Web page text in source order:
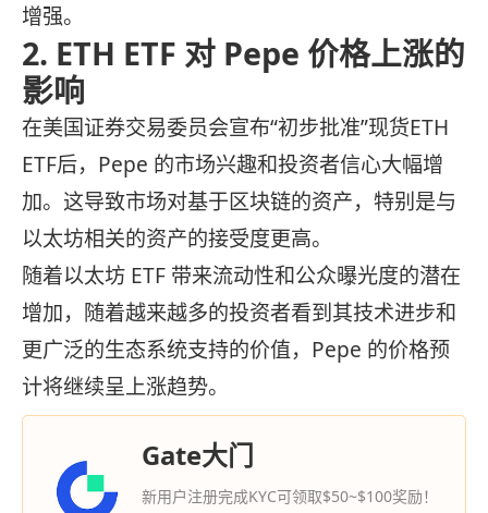
增强。
2. ETH ETF 对 Pepe 价格上涨的
影响
在美国证券交易委员会宣布“初步批准”现货ETH
ETF后，Pepe 的市场兴趣和投资者信心大幅增
加。这导致市场对基于区块链的资产，特别是与
以太坊相关的资产的接受度更高。
随着以太坊 ETF 带来流动性和公众曝光度的潜在
增加，随着越来越多的投资者看到其技术进步和
更广泛的生态系统支持的价值，Pepe 的价格预
计将继续呈上涨趋势。
Gate大门
新用户注册完成KYC可领取$50~$100奖励！